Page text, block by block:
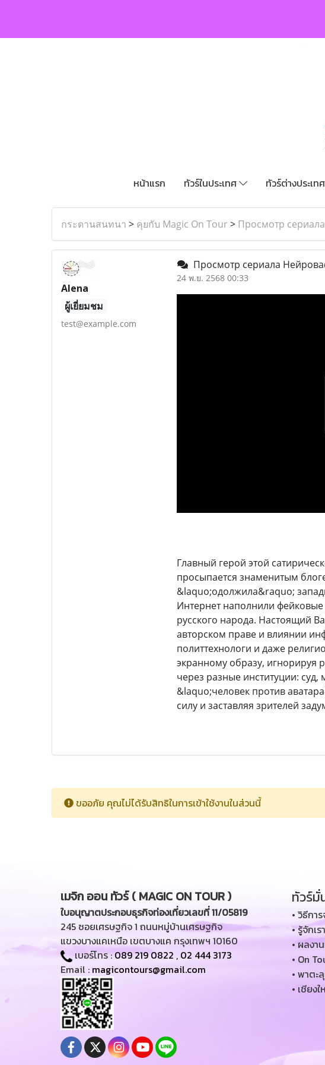
หน้าแรก ทัวร์ในประเทศ ทัวร์ต่างประเท
กระดานสนทนา > คุยกับ Magic On Tour > Просмотр
Alena
ผู้เยี่ยมชม
test@example.com
Просмотр сериала
24 พ.ย. 2568 00:33
Главный герой этой
просыпается знаменитым
&laquo;одолжила&raquo;
Интернет наполнили
русского народа. Настоящий
авторском праве и влиянии
политтехнологи и даже
экранному образу, игнорируя
через разные институции:
&laquo;человек против
силу и заставляя зрителей
ขออภัย คุณไม่ได้รับสิทธิในการเข้าใช้งานในส่วนนี้
เมจิก ออน ทัวร์ ( MAGIC ON TOUR )
ใบอนุญาตประกอบธุรกิจท่องเที่ยวเลขที่ 11/05819
245 ซอยเศรษฐกิจ 1 ถนนหมู่บ้านเศรษฐกิจ
แขวงบางแคเหนือ เขตบางแค กรุงเทพฯ 10160
เบอร์โทร :089 219 0822 , 02 444 3173
Email : magicontours@gmail.com
ทัวร์มั่
• วิธีกา
• รู้จักเรา
• ผลงา
• On
• พาตะ
• เชียง